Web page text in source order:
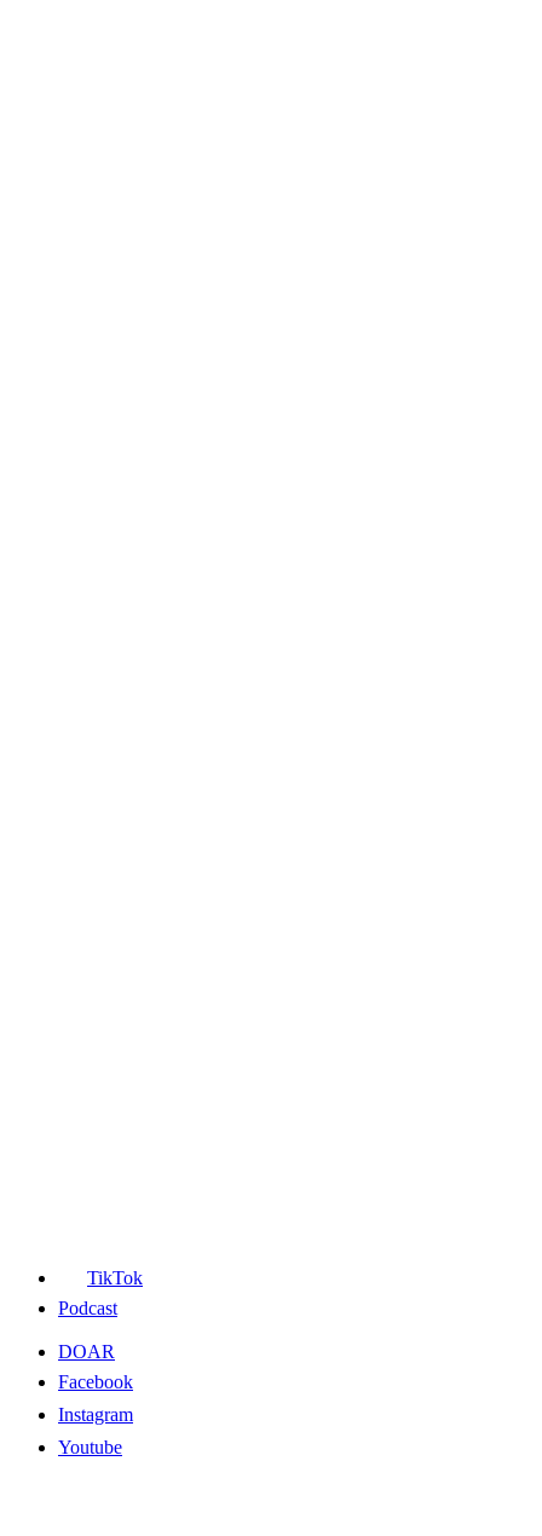
TikTok
Podcast
DOAR
Facebook
Instagram
Youtube